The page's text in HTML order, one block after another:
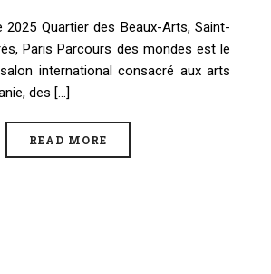
2025 Quartier des Beaux-Arts, Saint-
Paris Parcours des mondes est le
international consacré aux arts
des [...]
READ MORE